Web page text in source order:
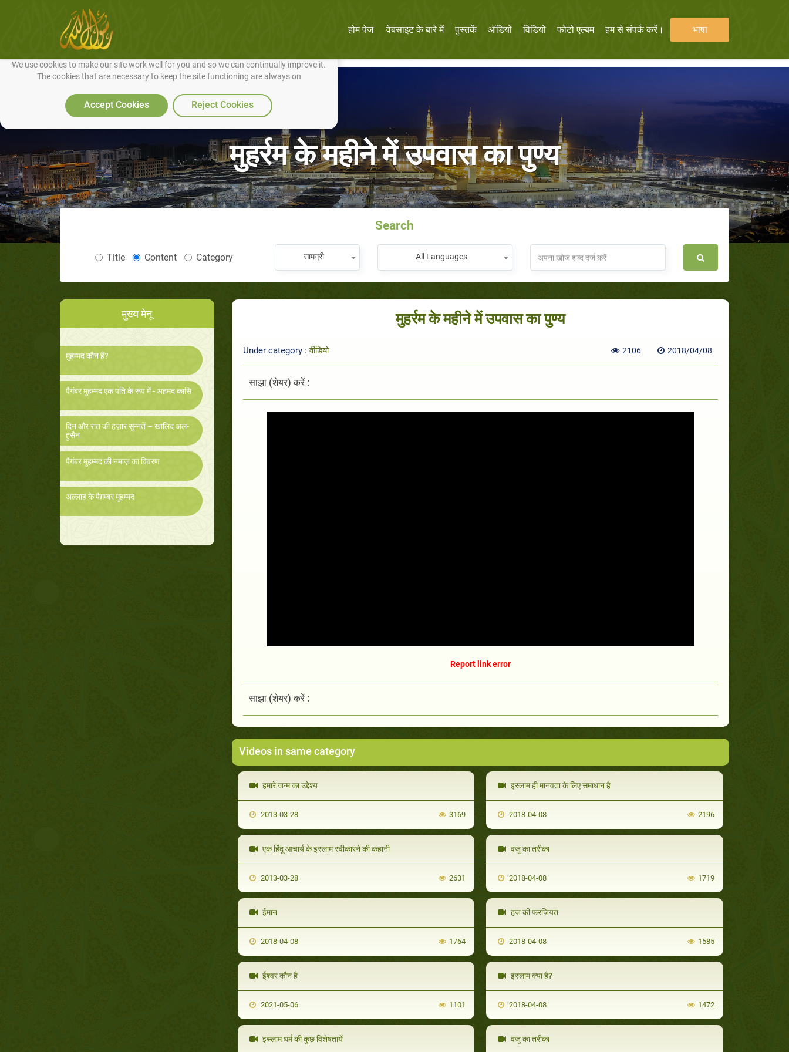
We use cookies to make our site work well for you and so we can continually improve it.
The cookies that are necessary to keep the site functioning are always on
Accept Cookies Reject Cookies
होम पेज वेबसाइट के बारे में पुस्तकें ऑडियो विडियो फोटो एल्बम हम से संपर्क करें। भाषा
मुहर्रम के महीने में उपवास का पुण्य
Search
Title Content Category सामग्री All Languages
मुख्य मेनू
मुहम्मद कौन हैं?
पैगंबर मुहम्मद एक पति के रूप में - अहमद क़ासि
दिन और रात की हज़ार सुन्नतें – खालिद अल-
हुसैन
पैगंबर मुहम्मद की नमाज़ का विवरण
अल्लाह के पैग़म्बर मुहम्मद
मुहर्रम के महीने में उपवास का पुण्य
Under category :वीडियो 2106 2018/04/08
साझा (शेयर) करें :
Report link error
साझा (शेयर) करें :
Videos in same category
हमारे जन्म का उद्देश्य
2013-03-28 3169
इस्लाम ही मानवता के लिए समाधान है
2018-04-08 2196
एक हिंदू आचार्य के इस्लाम स्वीकारने की कहानी
2013-03-28 2631
वजु का तरीका
2018-04-08 1719
ईमान
2018-04-08 1764
हज की फरजियत
2018-04-08 1585
ईश्वर कौन है
2021-05-06 1101
इस्लाम क्या है?
2018-04-08 1472
इस्लाम धर्म की कुछ विशेषतायें वजु का तरीका